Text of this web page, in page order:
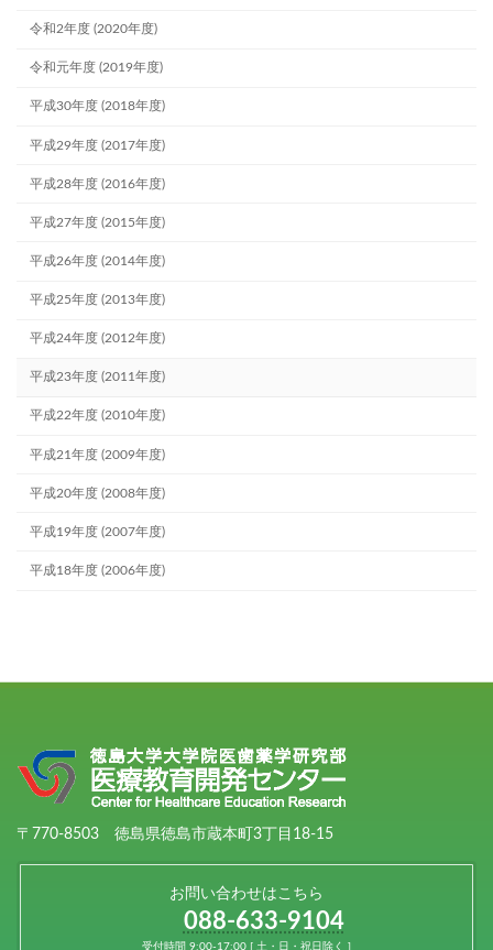
令和2年度 (2020年度)
令和元年度 (2019年度)
平成30年度 (2018年度)
平成29年度 (2017年度)
平成28年度 (2016年度)
平成27年度 (2015年度)
平成26年度 (2014年度)
平成25年度 (2013年度)
平成24年度 (2012年度)
平成23年度 (2011年度)
平成22年度 (2010年度)
平成21年度 (2009年度)
平成20年度 (2008年度)
平成19年度 (2007年度)
平成18年度 (2006年度)
〒770-8503 徳島県徳島市蔵本町3丁目18-15
お問い合わせはこちら
088-633-9104
受付時間 9:00-17:00 [ 土・日・祝日除く ]